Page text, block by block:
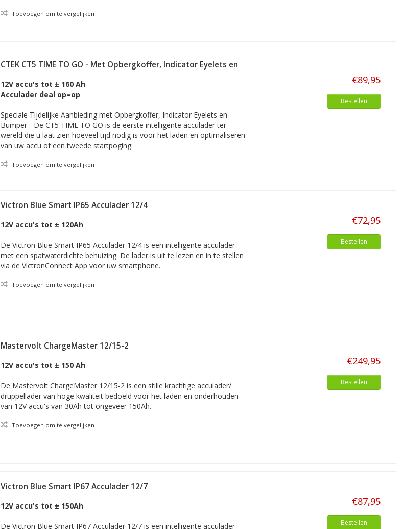
Toevoegen om te vergelijken
CTEK CT5 TIME TO GO - Met Opbergkoffer, Indicator Eyelets en
12V accu's tot ± 160 Ah
Acculader deal op=op
Speciale Tijdelijke Aanbieding met Opbergkoffer, Indicator Eyelets en
Bumper - De CT5 TIME TO GO is de eerste intelligente acculader ter
wereld die u laat zien hoeveel tijd nodig is voor het laden en optimaliseren
van uw accu of een tweede startpoging.
Toevoegen om te vergelijken
€89,95
Bestellen
Victron Blue Smart IP65 Acculader 12/4
12V accu's tot ± 120Ah
De Victron Blue Smart IP65 Acculader 12/4 is een intelligente acculader
met een spatwaterdichte behuizing. De lader is uit te lezen en in te stellen
via de VictronConnect App voor uw smartphone.
Toevoegen om te vergelijken
€72,95
Bestellen
Mastervolt ChargeMaster 12/15-2
12V accu's tot ± 150 Ah
De Mastervolt ChargeMaster 12/15-2 is een stille krachtige acculader/
druppellader van hoge kwaliteit bedoeld voor het laden en onderhouden
van 12V accu's van 30Ah tot ongeveer 150Ah.
Toevoegen om te vergelijken
€249,95
Bestellen
Victron Blue Smart IP67 Acculader 12/7
12V accu's tot ± 150Ah
De Victron Blue Smart IP67 Acculader 12/7 is een intelligente acculader
€87,95
Bestellen